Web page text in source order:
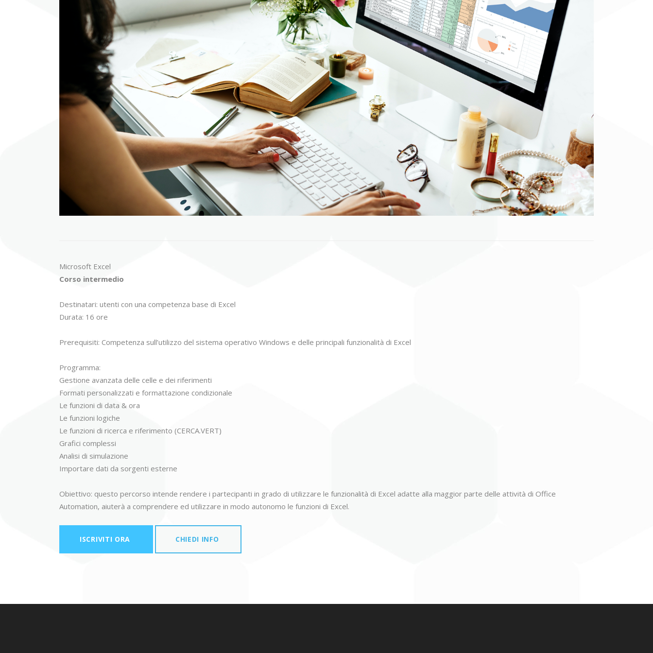
Microsoft Excel
Corso intermedio
Destinatari: utenti con una competenza base di Excel
Durata: 16 ore
Prerequisiti: Competenza sull’utilizzo del sistema operativo Windows e delle principali funzionalità di Excel
Programma:
Gestione avanzata delle celle e dei riferimenti
Formati personalizzati e formattazione condizionale
Le funzioni di data & ora
Le funzioni logiche
Le funzioni di ricerca e riferimento (CERCA.VERT)
Grafici complessi
Analisi di simulazione
Importare dati da sorgenti esterne
Obiettivo: questo percorso intende rendere i partecipanti in grado di utilizzare le funzionalità di Excel adatte alla maggior parte delle attività di Office
Automation, aiuterà a comprendere ed utilizzare in modo autonomo le funzioni di Excel.
ISCRIVITI ORA CHIEDI INFO